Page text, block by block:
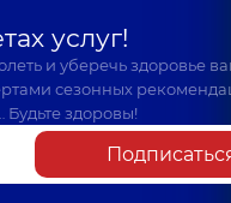
услуг!
и уберечь здоровье
сезонных
здоровы!